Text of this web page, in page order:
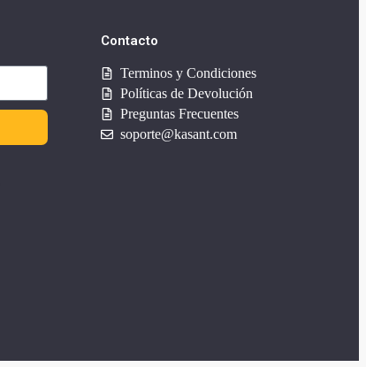
Contacto
Terminos y Condiciones
Políticas de Devolución
Preguntas Frecuentes
soporte@kasant.com